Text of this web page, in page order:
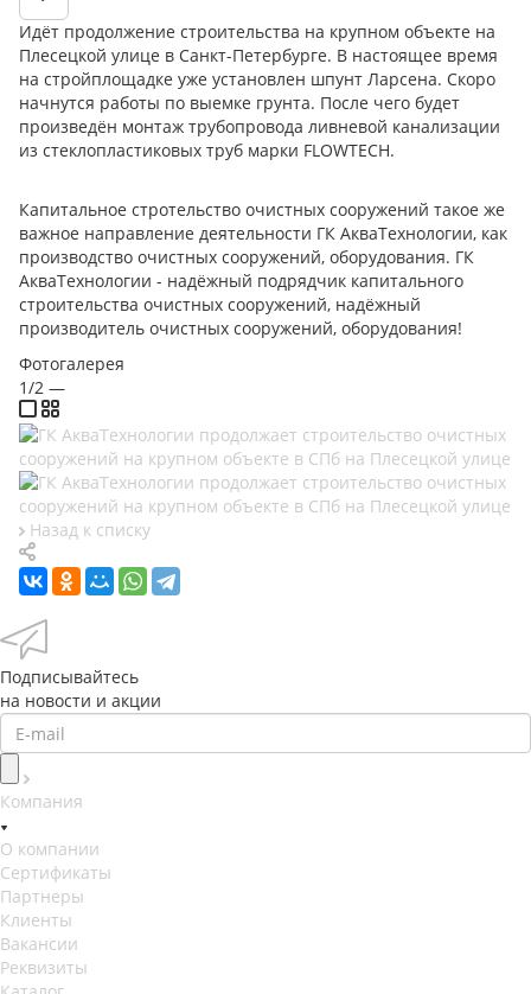
Идёт продолжение строительства на крупном объекте на
Плесецкой улице в Санкт-Петербурге. В настоящее время
на стройплощадке уже установлен шпунт Ларсена. Скоро
начнутся работы по выемке грунта. После чего будет
произведён монтаж трубопровода ливневой канализации
из стеклопластиковых труб марки FLOWTECH.
Капитальное стротельство очистных сооружений такое же
важное направление деятельности ГК АкваТехнологии, как
производство очистных сооружений, оборудования. ГК
АкваТехнологии - надёжный подрядчик капитального
строительства очистных сооружений, надёжный
производитель очистных сооружений, оборудования!
Фотогалерея
1/2 —
Назад к списку
Подписывайтесь
на новости и акции
Компания
О компании
Сертификаты
Партнеры
Клиенты
Вакансии
Реквизиты